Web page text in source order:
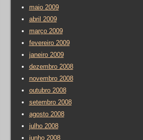
maio 2009
abril 2009
março 2009
fevereiro 2009
janeiro 2009
dezembro 2008
novembro 2008
outubro 2008
setembro 2008
agosto 2008
julho 2008
junho 2008